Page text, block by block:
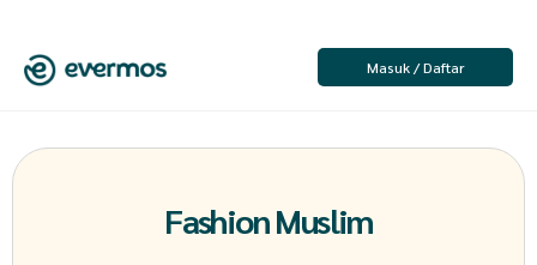
Masuk / Daftar
Fashion Muslim